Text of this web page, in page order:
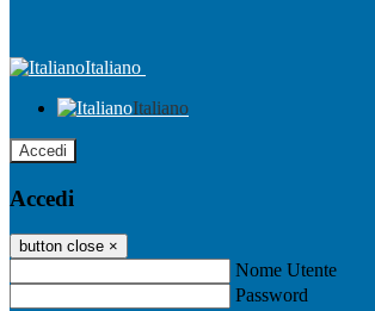
Italiano
Italiano
Accedi
Accedi
button close ×
Nome Utente
Password